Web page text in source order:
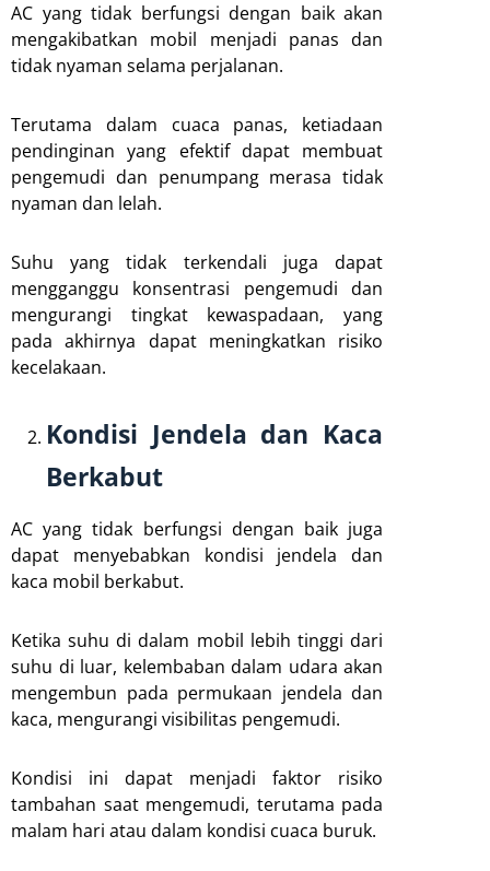
AC yang tidak berfungsi dengan baik akan
mengakibatkan mobil menjadi panas dan
tidak nyaman selama perjalanan.
Terutama dalam cuaca panas, ketiadaan
pendinginan yang efektif dapat membuat
pengemudi dan penumpang merasa tidak
nyaman dan lelah.
Suhu yang tidak terkendali juga dapat
mengganggu konsentrasi pengemudi dan
mengurangi tingkat kewaspadaan, yang
pada akhirnya dapat meningkatkan risiko
kecelakaan.
Kondisi Jendela dan Kaca
Berkabut
AC yang tidak berfungsi dengan baik juga
dapat menyebabkan kondisi jendela dan
kaca mobil berkabut.
Ketika suhu di dalam mobil lebih tinggi dari
suhu di luar, kelembaban dalam udara akan
mengembun pada permukaan jendela dan
kaca, mengurangi visibilitas pengemudi.
Kondisi ini dapat menjadi faktor risiko
tambahan saat mengemudi, terutama pada
malam hari atau dalam kondisi cuaca buruk.